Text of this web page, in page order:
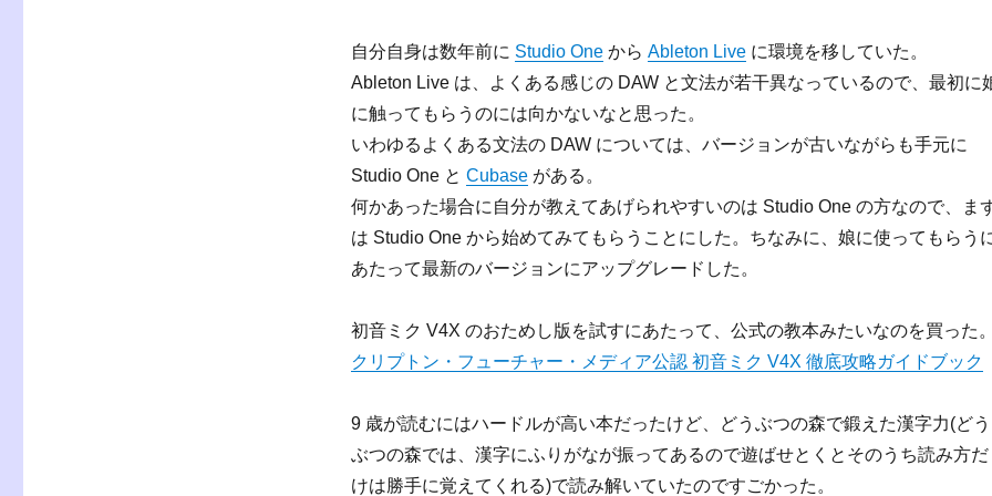
自分自身は数年前に Studio Oneから Ableton Liveに環境を移していた。
Ableton Live は、よくある感じの DAW と文法が若干異なっているので、最初に
に触ってもらうのには向かないなと思った。
いわゆるよくある文法の DAW については、バージョンが古いながらも手元に
Studio One と Cubaseがある。
何かあった場合に自分が教えてあげられやすいのは Studio One の方なので、ま
は Studio One から始めてみてもらうことにした。ちなみに、娘に使ってもらう
あたって最新のバージョンにアップグレードした。
初音ミク V4X のおためし版を試すにあたって、公式の教本みたいなのを買った
クリプトン・フューチャー・メディア公認 初音ミク V4X 徹底攻略ガイドブック
9 歳が読むにはハードルが高い本だったけど、どうぶつの森で鍛えた漢字力(どう
ぶつの森では、漢字にふりがなが振ってあるので遊ばせとくとそのうち読み方だ
けは勝手に覚えてくれる)で読み解いていたのですごかった。